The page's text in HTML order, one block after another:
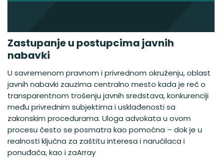
Zastupanje u postupcima javnih
nabavki
U savremenom pravnom i privrednom okruženju, oblast
javnih nabavki zauzima centralno mesto kada je reč o
transparentnom trošenju javnih sredstava, konkurenciji
među privrednim subjektima i usklađenosti sa
zakonskim procedurama. Uloga advokata u ovom
procesu često se posmatra kao pomoćna – dok je u
realnosti ključna za zaštitu interesa i naručilaca i
ponuđača, kao i zaArray